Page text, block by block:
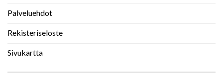
Palveluehdot
Rekisteriseloste
Sivukartta